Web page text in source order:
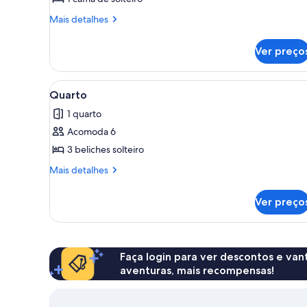
Quarto
Mais detalhes
Mais
solteiro
Ver
Carrega
todas
as
fotos
de
Quarto
Uma cama de beliche com
1
Quarto
1 quarto
Acomoda 6
3 beliches solteiro
Mais detalhes
Mais
Ver
Faça login para ver descontos e
aventuras, mais recompensas!